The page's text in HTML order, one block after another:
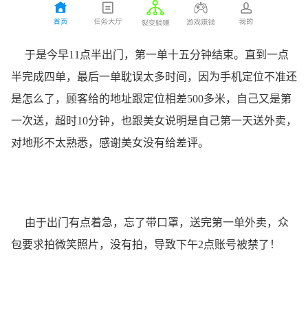
于是今早11点半出门，第一单十五分钟结束。直到一点
半完成四单，最后一单耽误太多时间，因为手机定位不准还
是怎么了，顾客给的地址跟定位相差500多米，自己又是第
一次送，超时10分钟，也跟美女说明是自己第一天送外卖，
对地形不太熟悉，感谢美女没有给差评。
由于出门有点着急，忘了带口罩，送完第一单外卖，众
包要求拍微笑照片，没有拍，导致下午2点账号被禁了！